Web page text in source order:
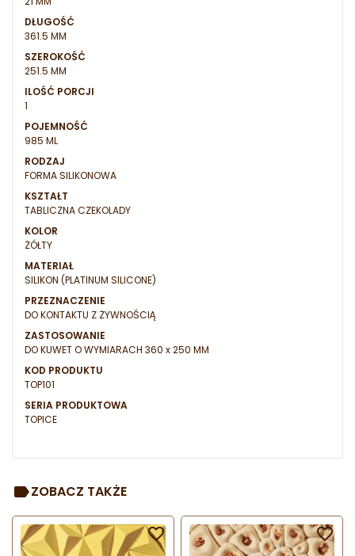
DŁUGOŚĆ
361.5 MM
SZEROKOŚĆ
251.5 MM
ILOŚĆ PORCJI
1
POJEMNOŚĆ
985 ML
RODZAJ
FORMA SILIKONOWA
KSZTAŁT
TABLICZNA CZEKOLADY
KOLOR
ŻÓŁTY
MATERIAŁ
SILIKON (PLATINUM SILICONE)
PRZEZNACZENIE
DO KONTAKTU Z ŻYWNOŚCIĄ
ZASTOSOWANIE
DO KUWET O WYMIARACH 360 x 250 MM
KOD PRODUKTU
TOP101
SERIA PRODUKTOWA
TOPICE
ZOBACZ TAKŻE
 